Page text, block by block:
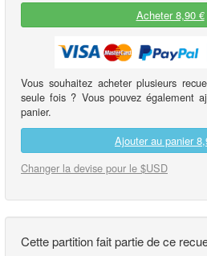
Acheter 8,90 €
Vous souhaitez acheter plusieurs
seule fois ? Vous pouvez également
panier.
Ajouter au panier
Changer la devise pour le $USD
Cette partition fait partie de ce